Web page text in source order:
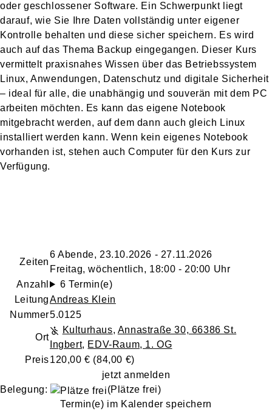
oder geschlossener Software. Ein Schwerpunkt liegt
darauf, wie Sie Ihre Daten vollständig unter eigener
Kontrolle behalten und diese sicher speichern. Es wird
auch auf das Thema Backup eingegangen. Dieser Kurs
vermittelt praxisnahes Wissen über das Betriebssystem
Linux, Anwendungen, Datenschutz und digitale Sicherheit
– ideal für alle, die unabhängig und souverän mit dem PC
arbeiten möchten. Es kann das eigene Notebook
mitgebracht werden, auf dem dann auch gleich Linux
installiert werden kann. Wenn kein eigenes Notebook
vorhanden ist, stehen auch Computer für den Kurs zur
Verfügung.
Zeiten
6 Abende, 23.10.2026 - 27.11.2026
Freitag, wöchentlich, 18:00 - 20:00 Uhr
Anzahl
6 Termin(e)
LeitungAndreas Klein
Nummer5.0125
Ort
Kulturhaus, Annastraße 30, 66386 St.
Ingbert, EDV-Raum, 1. OG
Preis120,00 € (84,00 €)
jetzt anmelden
Belegung:
(Plätze frei)
Termin(e) im Kalender speichern